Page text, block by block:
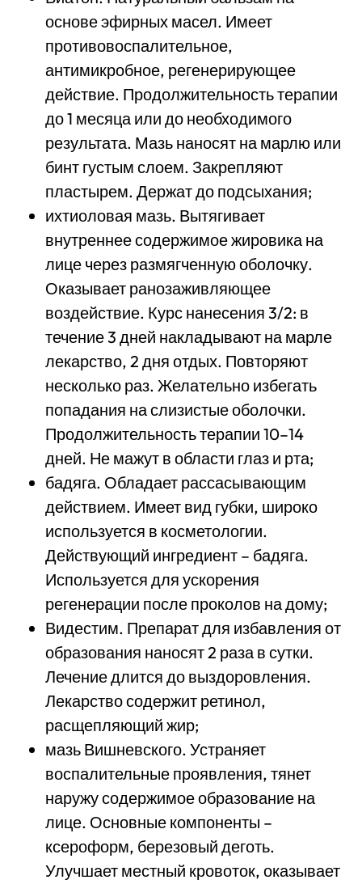
основе эфирных масел. Имеет
противовоспалительное,
антимикробное, регенерирующее
действие. Продолжительность терапии
до 1 месяца или до необходимого
результата. Мазь наносят на марлю или
бинт густым слоем. Закрепляют
пластырем. Держат до подсыхания;
ихтиоловая мазь. Вытягивает
внутреннее содержимое жировика на
лице через размягченную оболочку.
Оказывает ранозаживляющее
воздействие. Курс нанесения 3/2: в
течение 3 дней накладывают на марле
лекарство, 2 дня отдых. Повторяют
несколько раз. Желательно избегать
попадания на слизистые оболочки.
Продолжительность терапии 10–14
дней. Не мажут в области глаз и рта;
бадяга. Обладает рассасывающим
действием. Имеет вид губки, широко
используется в косметологии.
Действующий ингредиент – бадяга.
Используется для ускорения
регенерации после проколов на дому;
Видестим. Препарат для избавления от
образования наносят 2 раза в сутки.
Лечение длится до выздоровления.
Лекарство содержит ретинол,
расщепляющий жир;
мазь Вишневского. Устраняет
воспалительные проявления, тянет
наружу содержимое образование на
лице. Основные компоненты –
ксероформ, березовый деготь.
Улучшает местный кровоток, оказывает